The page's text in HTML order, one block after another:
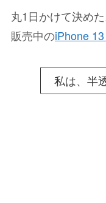
丸1日かけて決めた
販売中のiPhone
私は、半